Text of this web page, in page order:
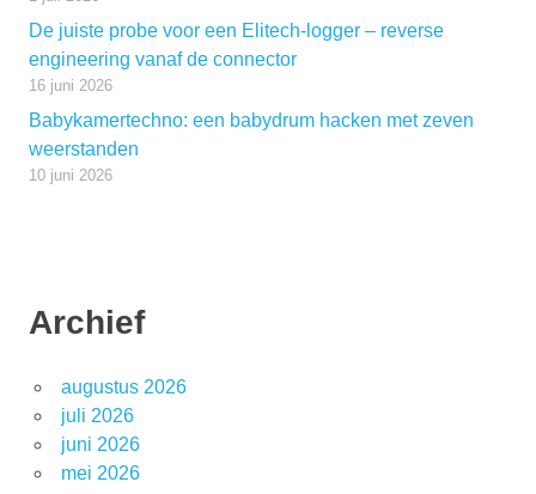
De juiste probe voor een Elitech-logger – reverse
engineering vanaf de connector
16 juni 2026
Babykamertechno: een babydrum hacken met zeven
weerstanden
10 juni 2026
Archief
augustus 2026
juli 2026
juni 2026
mei 2026